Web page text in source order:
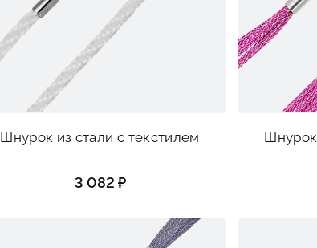
Шнурок из стали с текстилем
3 082 ₽
Шнурок